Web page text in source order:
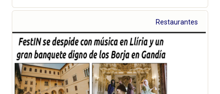
Restaurantes